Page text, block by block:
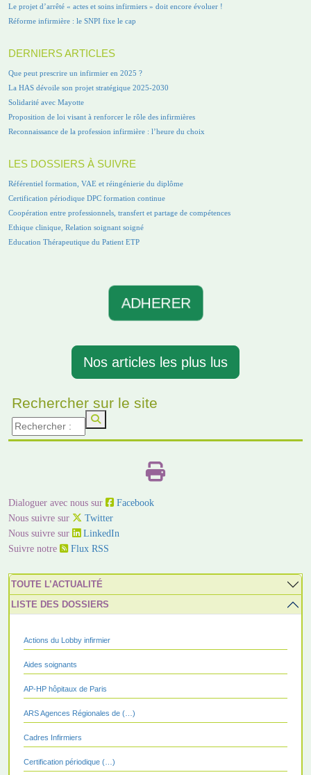
Le projet d’arrêté « actes et soins infirmiers » doit encore évoluer !
Réforme infirmière : le SNPI fixe le cap
DERNIERS ARTICLES
Que peut prescrire un infirmier en 2025 ?
La HAS dévoile son projet stratégique 2025-2030
Solidarité avec Mayotte
Proposition de loi visant à renforcer le rôle des infirmières
Reconnaissance de la profession infirmière : l’heure du choix
LES DOSSIERS À SUIVRE
Référentiel formation, VAE et réingénierie du diplôme
Certification périodique DPC formation continue
Coopération entre professionnels, transfert et partage de compétences
Ethique clinique, Relation soignant soigné
Education Thérapeutique du Patient ETP
ADHERER
Nos articles les plus lus
Rechercher sur le site
Dialoguer avec nous sur
Facebook
Nous suivre sur
Twitter
Nous suivre sur
LinkedIn
Suivre notre
Flux RSS
TOUTE L’ACTUALITÉ
LISTE DES DOSSIERS
Actions du Lobby infirmier
Aides soignants
AP-HP hôpitaux de Paris
ARS Agences Régionales de (…)
Cadres Infirmiers
Certification périodique (…)